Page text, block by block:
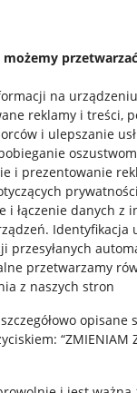
na
reklamy i treści,
i ulepszanie
i prezentowanie
i łączenie danych z
. Identyfikacja
przesyłanych
przetwarzamy
z naszych stron
opisane
“ZMIENIAM
Usługach Cyfrowych